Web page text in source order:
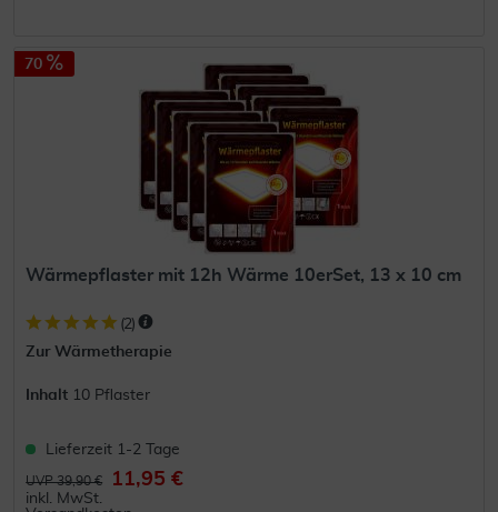
70
Wärmepflaster mit 12h Wärme 10erSet, 13 x 10 cm
(2)
Zur Wärmetherapie
Inhalt 10 Pflaster
Lieferzeit 1-2 Tage
UVP 39,90 € 11,95 €
inkl. MwSt.